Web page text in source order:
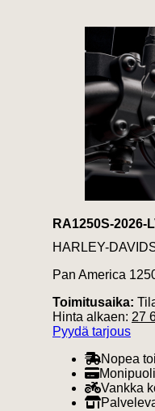
RA1250S-2026-
HARLEY-
Pan America
Toimitusaika:
Hinta alkaen: 27
Pyydä tarjous
Nopea
Vankka